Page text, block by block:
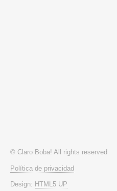
© Claro Boba! All rights reserved
Política de privacidad
Design: HTML5 UP